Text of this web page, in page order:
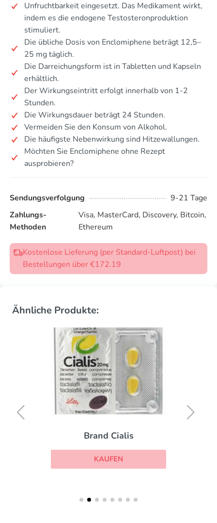
Unfruchtbarkeit eingesetzt. Das Medikament wirkt,
indem es die endogene Testosteronproduktion
stimuliert.
Die übliche Dosis von Enclomiphene beträgt 12,5–
25 mg täglich.
Die Darreichungsform ist in Tabletten und Kapseln
erhältlich.
Der Wirkungseintritt erfolgt innerhalb von 1-2
Stunden.
Die Wirkungsdauer beträgt 24 Stunden.
Vermeiden Sie den Konsum von Alkohol.
Die häufigste Nebenwirkung sind Hitzewallungen.
Möchten Sie Enclomiphene ohne Rezept
ausprobieren?
Sendungsverfolgung
9-21 Tage
Zahlungs-
Methoden
Visa, MasterCard, Discovery, Bitcoin,
Ethereum
Kostenlose Lieferung (per Standard-Luftpost) bei
Bestellungen über €172.19
Ähnliche Produkte:
Brand Cialis
KAUFEN